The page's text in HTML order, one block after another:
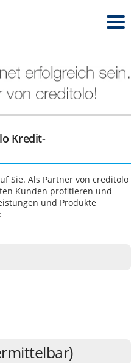
Kredit­
Sie. Als Partner von creditolo
Kunden profitieren und
und Produkte